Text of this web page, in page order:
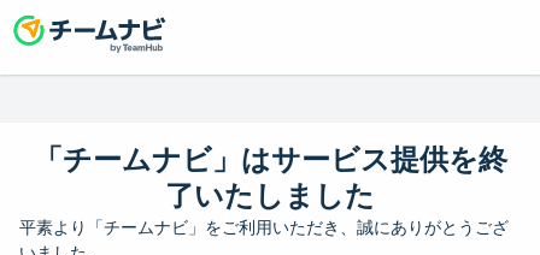
「チームナビ」はサービス提供を終
了いたしました
平素より「チームナビ」をご利用いただき、誠にありがとうござ